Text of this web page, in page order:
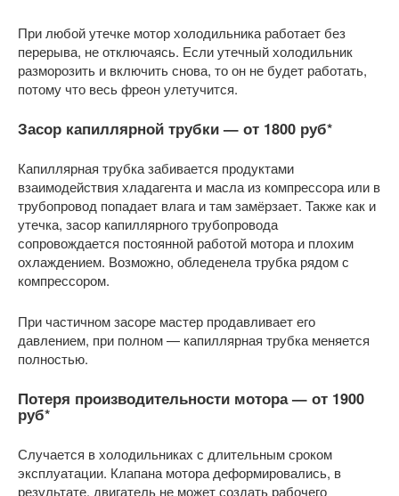
При любой утечке мотор холодильника работает без
перерыва, не отключаясь. Если утечный холодильник
разморозить и включить снова, то он не будет работать,
потому что весь фреон улетучится.
Засор капиллярной трубки — от 1800 руб*
Капиллярная трубка забивается продуктами
взаимодействия хладагента и масла из компрессора или в
трубопровод попадает влага и там замёрзает. Также как и
утечка, засор капиллярного трубопровода
сопровождается постоянной работой мотора и плохим
охлаждением. Возможно, обледенела трубка рядом с
компрессором.
При частичном засоре мастер продавливает его
давлением, при полном — капиллярная трубка меняется
полностью.
Потеря производительности мотора — от 1900
руб*
Случается в холодильниках с длительным сроком
эксплуатации. Клапана мотора деформировались, в
результате, двигатель не может создать рабочего